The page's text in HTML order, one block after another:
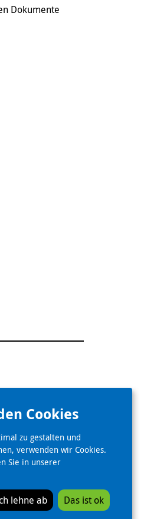
Dokumente
Cookies
zu gestalten und
verwenden wir Cookies.
Sie in unserer
lehne ab Das ist ok